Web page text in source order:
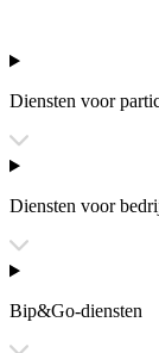
Diensten voor
Diensten voor
Bip&Go-diensten